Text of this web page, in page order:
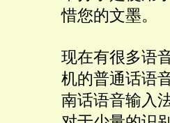
惜您的文墨。
现在有很多语
机的普通话语
南话语音输入